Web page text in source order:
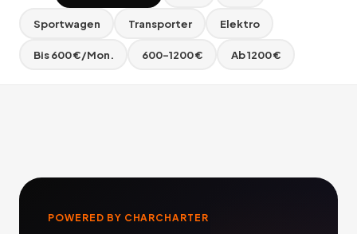
Sportwagen Transporter Elektro
Bis 600 €/Mon. 600–1200 € Ab 1200 €
POWERED BY CHARCHARTER